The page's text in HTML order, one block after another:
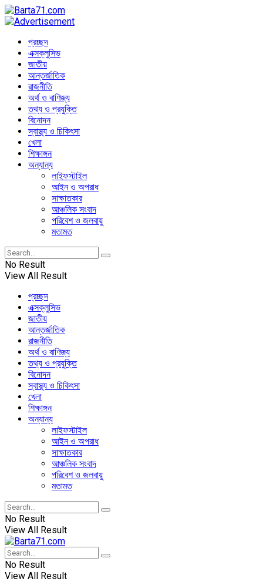
প্রচ্ছদ
এক্সক্লুসিভ
জাতীয়
আন্তর্জাতিক
রাজনীতি
অর্থ ও বাণিজ্য
তথ্য ও প্রযুক্তি
বিনোদন
স্বাস্থ্য ও চিকিৎসা
খেলা
শিক্ষাঙ্গন
অন্যান্য
লাইফস্টাইল
আইন ও অপরাধ
সাক্ষাতকার
আঞ্চলিক সংবাদ
পরিবেশ ও জলবায়ু
মতামত
No Result
View All Result
প্রচ্ছদ
এক্সক্লুসিভ
জাতীয়
আন্তর্জাতিক
রাজনীতি
অর্থ ও বাণিজ্য
তথ্য ও প্রযুক্তি
বিনোদন
স্বাস্থ্য ও চিকিৎসা
খেলা
শিক্ষাঙ্গন
অন্যান্য
লাইফস্টাইল
আইন ও অপরাধ
সাক্ষাতকার
আঞ্চলিক সংবাদ
পরিবেশ ও জলবায়ু
মতামত
No Result
View All Result
No Result
View All Result